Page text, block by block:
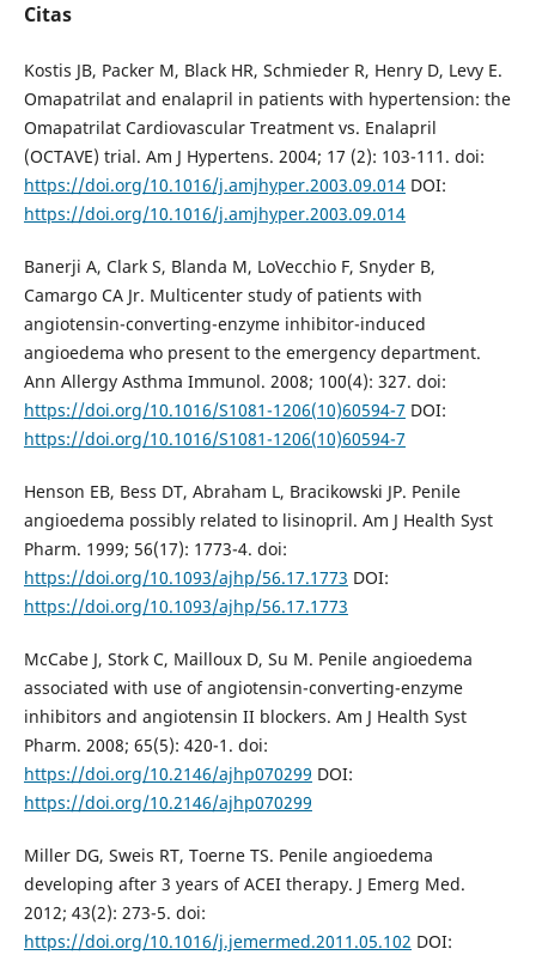
Citas
Kostis JB, Packer M, Black HR, Schmieder R, Henry D, Levy E.
Omapatrilat and enalapril in patients with hypertension: the
Omapatrilat Cardiovascular Treatment vs. Enalapril
(OCTAVE) trial. Am J Hypertens. 2004; 17 (2): 103-111. doi:
https://doi.org/10.1016/j.amjhyper.2003.09.014DOI:
https://doi.org/10.1016/j.amjhyper.2003.09.014
Banerji A, Clark S, Blanda M, LoVecchio F, Snyder B,
Camargo CA Jr. Multicenter study of patients with
angiotensin-converting-enzyme inhibitor-induced
angioedema who present to the emergency department.
Ann Allergy Asthma Immunol. 2008; 100(4): 327. doi:
https://doi.org/10.1016/S1081-1206(10)60594-7 DOI:
https://doi.org/10.1016/S1081-1206(10)60594-7
Henson EB, Bess DT, Abraham L, Bracikowski JP. Penile
angioedema possibly related to lisinopril. Am J Health Syst
Pharm. 1999; 56(17): 1773-4. doi:
https://doi.org/10.1093/ajhp/56.17.1773 DOI:
https://doi.org/10.1093/ajhp/56.17.1773
McCabe J, Stork C, Mailloux D, Su M. Penile angioedema
associated with use of angiotensin-converting-enzyme
inhibitors and angiotensin II blockers. Am J Health Syst
Pharm. 2008; 65(5): 420-1. doi:
https://doi.org/10.2146/ajhp070299 DOI:
https://doi.org/10.2146/ajhp070299
Miller DG, Sweis RT, Toerne TS. Penile angioedema
developing after 3 years of ACEI therapy. J Emerg Med.
2012; 43(2): 273-5. doi:
https://doi.org/10.1016/j.jemermed.2011.05.102 DOI: